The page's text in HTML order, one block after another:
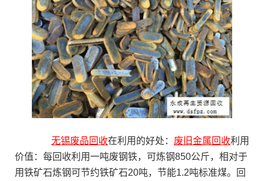
无锡废品回收在利用的好处： 废旧金属回收利用
价值：每回收利用一吨废钢铁，可炼钢850公斤，相对于
用铁矿石炼钢可节约铁矿石20吨，节能1.2吨标准煤。回